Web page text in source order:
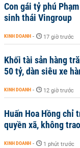
Con gái tỷ phú
sinh thái Vingroup
KINH DOANH - 17 giờ trước
Khối tài sản hàng
50 tỷ, dàn siêu xe
KINH DOANH - 12 giờ trước
Huấn Hoa Hồng chỉ
quyền xã, không
KINH DOANH - 1 phút trước